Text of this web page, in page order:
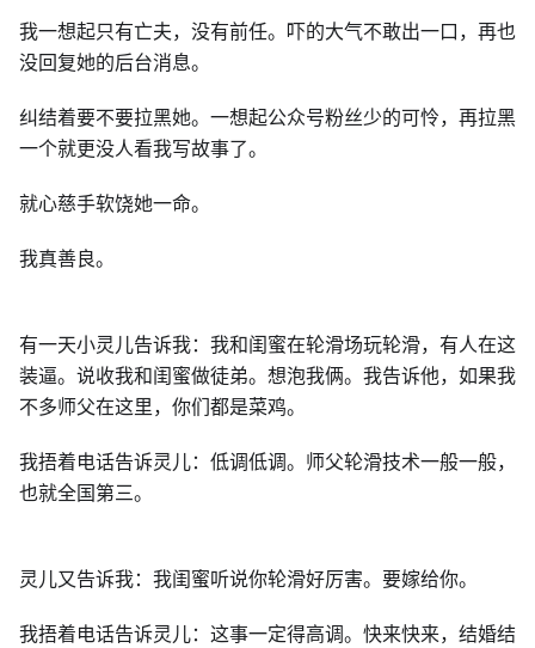
我一想起只有亡夫，没有前任。吓的大气不敢出一口，再也
没回复她的后台消息。
纠结着要不要拉黑她。一想起公众号粉丝少的可怜，再拉黑
一个就更没人看我写故事了。
就心慈手软饶她一命。
我真善良。
有一天小灵儿告诉我：我和闺蜜在轮滑场玩轮滑，有人在这
装逼。说收我和闺蜜做徒弟。想泡我俩。我告诉他，如果我
不多师父在这里，你们都是菜鸡。
我捂着电话告诉灵儿：低调低调。师父轮滑技术一般一般，
也就全国第三。
灵儿又告诉我：我闺蜜听说你轮滑好厉害。要嫁给你。
我捂着电话告诉灵儿：这事一定得高调。快来快来，结婚结